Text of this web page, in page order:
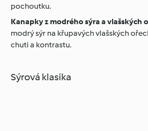
pochoutku.
Kanapky z modrého sýra a vlašských
modrý sýr na křupavých vlašských
chuti a kontrastu.
Sýrová klasika